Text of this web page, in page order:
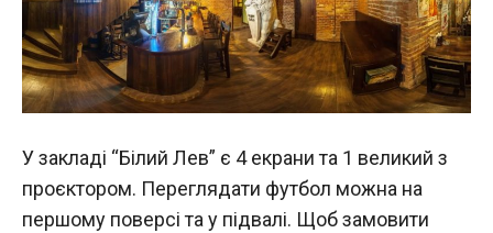
У закладі “Білий Лев” є 4 екрани та 1 великий з
проєктором. Переглядати футбол можна на
першому поверсі та у підвалі. Щоб замовити